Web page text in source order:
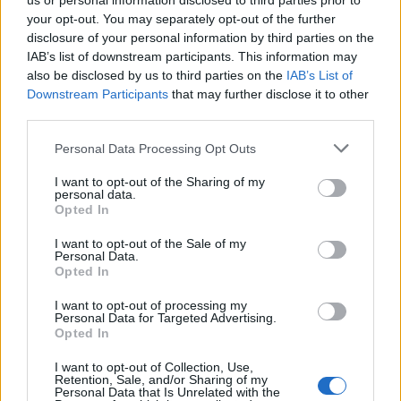
your opt-out. You may separately opt-out of the further
disclosure of your personal information by third parties on the
IAB’s list of downstream participants. This information may
also be disclosed by us to third parties on the IAB’s List of
Downstream Participants that may further disclose it to other
Personal Data Processing Opt Outs
I want to opt-out of the Sharing of my
personal data.
Opted In
I want to opt-out of the Sale of my
Personal Data.
Opted In
I want to opt-out of processing my
Personal Data for Targeted Advertising.
Opted In
I want to opt-out of Collection, Use,
Retention, Sale, and/or Sharing of my
Personal Data that Is Unrelated with the
πάγια παροχή, σύμφωνα με τον στόχο της
κυβέρνησης και είπε πως έχει προβλεφθεί στον
προϋπολογισμό του 2020. «Οι συνταξιούχοι με
εμάς δεν έχουν να φοβηθούν τίποτα … μόνο
η μείωση της εισφοράς αλληλεγγύης και στο
ΕΝΦΙΑ κατά 8% δείχνοντας πως θα γίνει
συνδυασμό με την αναπροσαρμογή των